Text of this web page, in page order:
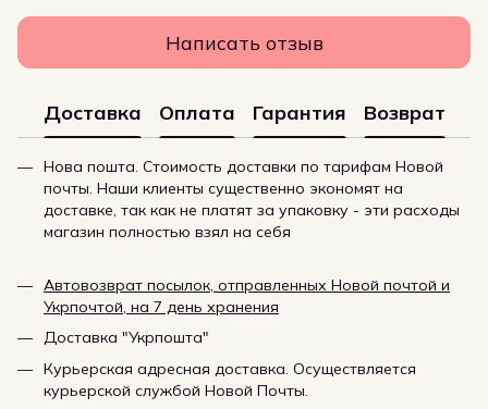
Написать отзыв
Доставка Оплата Гарантия Возврат
Нова пошта. Стоимость доставки по тарифам Новой
почты. Наши клиенты существенно экономят на
доставке, так как не платят за упаковку - эти расходы
магазин полностью взял на себя
Автовозврат посылок, отправленных Новой почтой и
Укрпочтой, на 7 день хранения
Доставка "Укрпошта"
Курьерская адресная доставка. Осуществляется
курьерской службой Новой Почты.